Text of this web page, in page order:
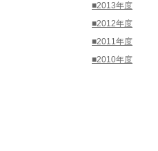
■2013年度
■2012年度
■2011年度
■2010年度